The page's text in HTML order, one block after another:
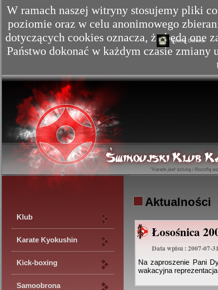
W ramach naszej witryny stosujemy pliki
poziomie oraz w celu anonimowego
dotyczących cookies oznacza, że będą one
Państwo dokonać w każdym czasie
Strona Główna
Klub
Karate Kyokushin
Kick-boxing
Samoobrona
Aktualności
Łosośnica
Data wpisu : 2007-07-
Na zaproszenie Pani
wakacyjna